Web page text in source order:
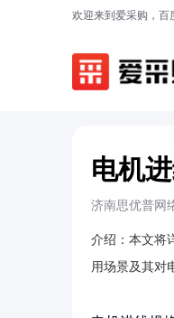
欢迎来到爱采购，百
电机
济南思优普网
介绍： 本文将
用场景及其对